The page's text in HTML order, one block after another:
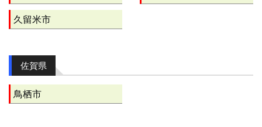
久留米市
佐賀県
鳥栖市